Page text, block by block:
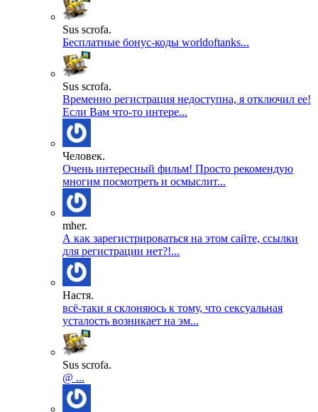
Sus scrofa.
Бесплатные бонус-коды worldoftanks...
Sus scrofa.
Временно регистрация недоступна, я отключил ее!
Если Вам что-то интере...
Человек.
Очень интересный фильм! Просто рекомендую
многим посмотреть и осмыслит...
mher.
А как зарегистрироваться на этом сайте, ссылки
для регистрации нет?!...
Настя.
всё-таки я склоняюсь к тому, что сексуальная
усталость возникает на эм...
Sus scrofa.
@ ...